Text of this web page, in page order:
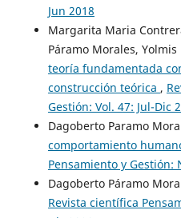
Jun 2018
Margarita Maria
Páramo Morales,
teoría fundamentada
construcción teórica ,
Gestión: Vol. 47: Jul-Dic
Dagoberto Paramo
comportamiento
Pensamiento y Gestión:
Dagoberto Páramo
Revista científica